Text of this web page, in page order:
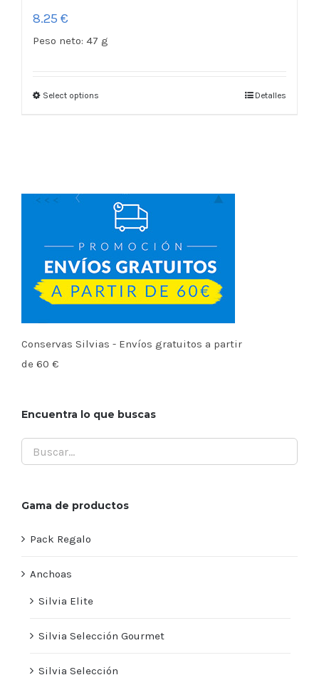
8.25 €
Peso neto: 47 g
Select options Detalles
Conservas Silvias - Envíos gratuitos a partir
de 60 €
Encuentra lo que buscas
Gama de productos
Pack Regalo
Anchoas
Silvia Elite
Silvia Selección Gourmet
Silvia Selección